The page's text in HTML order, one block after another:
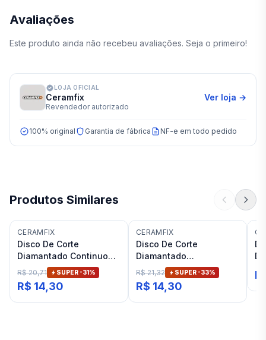
Avaliações
Este produto ainda não recebeu avaliações. Seja o primeiro!
LOJA OFICIAL
Ceramfix
Revendedor autorizado
Ver loja →
100% original Garantia de fábrica NF-e em todo pedido
Produtos Similares
CERAMFIX
Disco De Corte
Diamantado Continuo
Liso CFX Ceramfix
R$ 20,71 SUPER -31%
R$ 14,30
CERAMFIX
Disco De Corte
Diamantado
Segmentado
110x20x7mm CFX
Ceramfix
R$ 21,32 SUPER -33%
R$ 14,30